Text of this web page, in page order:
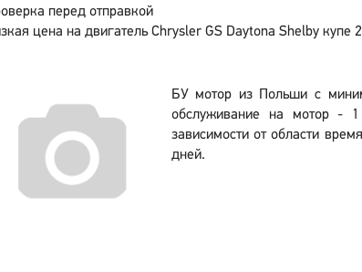
перед отправкой
цена на двигатель Chrysler GS Daytona Shelby купе
БУ мотор из Польши с
обслуживание на мотор -
зависимости от области
дней.